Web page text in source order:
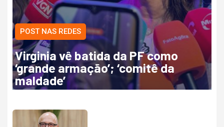
POST NAS REDES
Virginia vê batida da PF como
‘grande armação’; ‘comitê da
maldade’